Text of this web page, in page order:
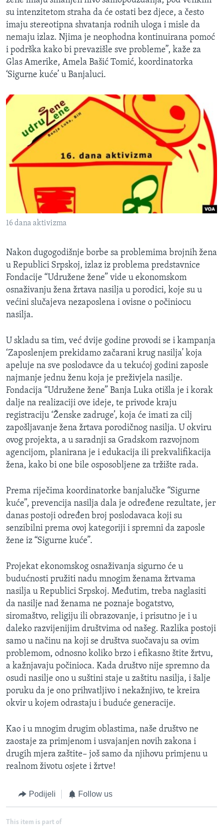
su intenzitetom straha da će ostati bez djece, a često
imaju stereotipna shvatanja rodnih uloga i misle da
nemaju izlaz. Njima je neophodna kontinuirana pomoć
i podrška kako bi prevazišle sve probleme”, kaže za
Glas Amerike, Amela Bašić Tomić, koordinatorka
‘Sigurne kuće’ u Banjaluci.
16 dana aktivizma
Nakon dugogodišnje borbe sa problemima brojnih žena
u Republici Srpskoj, izlaz iz problema predstavnice
Fondacije “Udružene žene” vide u ekonomskom
osnaživanju žena žrtava nasilja u porodici, koje su u
većini slučajeva nezaposlena i ovisne o počiniocu
nasilja.
U skladu sa tim, već dvije godine provodi se i kampanja
‘Zaposlenjem prekidamo začarani krug nasilja’ koja
apeluje na sve poslodavce da u tekućoj godini zaposle
najmanje jednu ženu koja je preživjela nasilje.
Fondacija “Udružene žene” Banja Luka otišla je i korak
dalje na realizaciji ove ideje, te privode kraju
registraciju ‘Ženske zadruge’, koja će imati za cilj
zapošljavanje žena žrtava porodičnog nasilja. U okviru
ovog projekta, a u saradnji sa Gradskom razvojnom
agencijom, planirana je i edukacija ili prekvalifikacija
žena, kako bi one bile osposobljene za tržište rada.
Prema riječima koordinatorke banjalučke “Sigurne
kuće”, prevencija nasilja dala je određene rezultate, jer
danas postoji određen broj poslodavaca koji su
senzibilni prema ovoj kategoriji i spremni da zaposle
žene iz “Sigurne kuće”.
Projekat ekonomskog osnaživanja sigurno će u
budućnosti pružiti nadu mnogim ženama žrtvama
nasilja u Republici Srpskoj. Međutim, treba naglasiti
da nasilje nad ženama ne poznaje bogatstvo,
siromaštvo, religiju ili obrazovanje, i prisutno je i u
daleko razvijenijim društvima od našeg. Razlika postoji
samo u načinu na koji se društva suočavaju sa ovim
problemom, odnosno koliko brzo i efikasno štite žrtvu,
a kažnjavaju počinioca. Kada društvo nije spremno da
osudi nasilje ono u suštini staje u zaštitu nasilja, i šalje
poruku da je ono prihvatljivo i nekažnjivo, te kreira
okvir u kojem odrastaju i buduće generacije.
Kao i u mnogim drugim oblastima, naše društvo ne
zaostaje za primjenom i usvajanjen novih zakona i
drugih mjera zaštite– još samo da njihovu primjenu u
realnom životu osjete i žrtve!
Podijeli Follow us
This item is part of